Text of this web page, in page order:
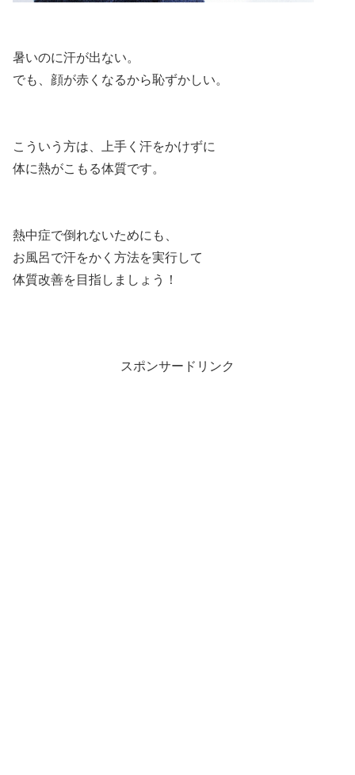
暑いのに汗が出ない。
でも、顔が赤くなるから恥ずかしい。
こういう方は、上手く汗をかけずに
体に熱がこもる体質です。
熱中症で倒れないためにも、
お風呂で汗をかく方法を実行して
体質改善を目指しましょう！
スポンサードリンク